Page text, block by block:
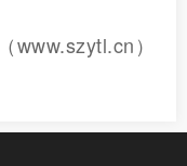
www.szytl.cn）